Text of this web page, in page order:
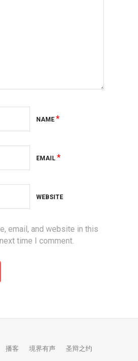
NAME *
EMAIL *
WEBSITE
email, and website in this
time I comment.
播客 境界有声 圣辩之约